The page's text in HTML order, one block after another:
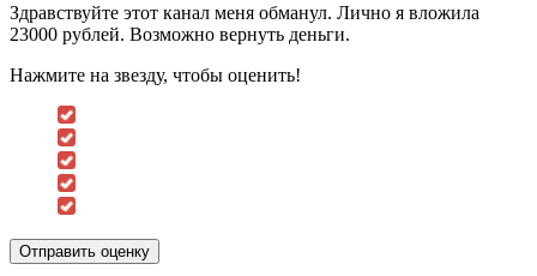
Здравствуйте этот канал меня обманул. Лично я вложила
23000 рублей. Возможно вернуть деньги.
Нажмите на звезду, чтобы оценить!
Отправить оценку